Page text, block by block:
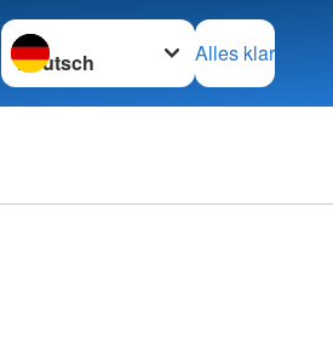
Sprache wechseln zu
Alles klar